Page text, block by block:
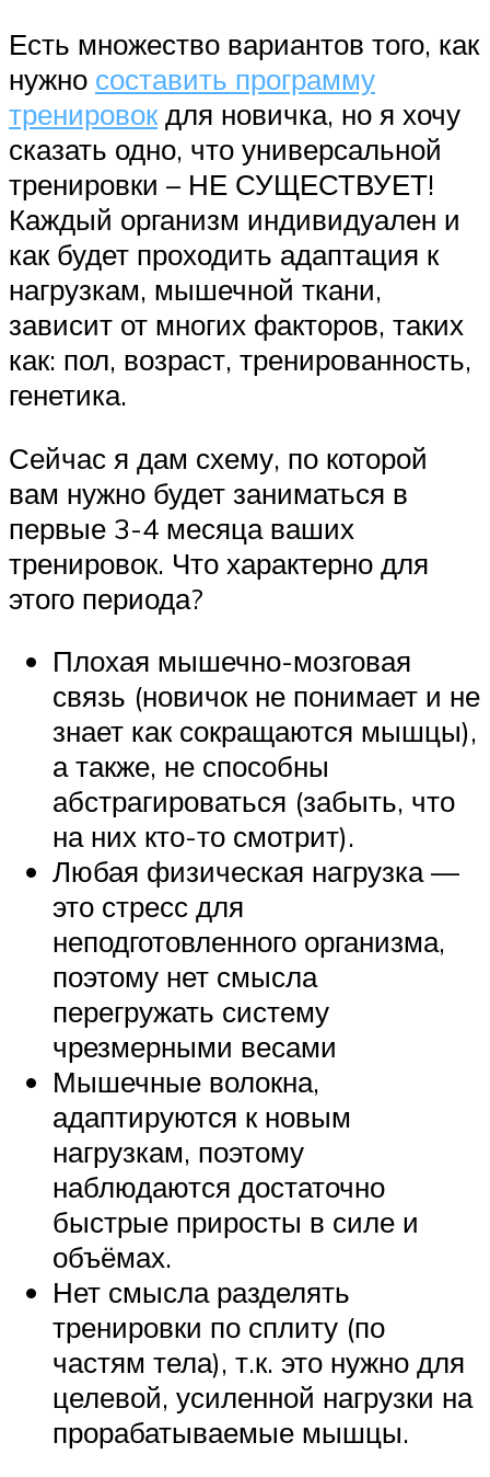
Есть множество вариантов того, как
нужно составить программу
тренировок для новичка, но я хочу
сказать одно, что универсальной
тренировки – НЕ СУЩЕСТВУЕТ!
Каждый организм индивидуален и
как будет проходить адаптация к
нагрузкам, мышечной ткани,
зависит от многих факторов, таких
как: пол, возраст, тренированность,
генетика.
Сейчас я дам схему, по которой
вам нужно будет заниматься в
первые 3-4 месяца ваших
тренировок. Что характерно для
этого периода?
Плохая мышечно-мозговая
связь (новичок не понимает и не
знает как сокращаются мышцы),
а также, не способны
абстрагироваться (забыть, что
на них кто-то смотрит).
Любая физическая нагрузка —
это стресс для
неподготовленного организма,
поэтому нет смысла
перегружать систему
чрезмерными весами
Мышечные волокна,
адаптируются к новым
нагрузкам, поэтому
наблюдаются достаточно
быстрые приросты в силе и
объёмах.
Нет смысла разделять
тренировки по сплиту (по
частям тела), т.к. это нужно для
целевой, усиленной нагрузки на
прорабатываемые мышцы.